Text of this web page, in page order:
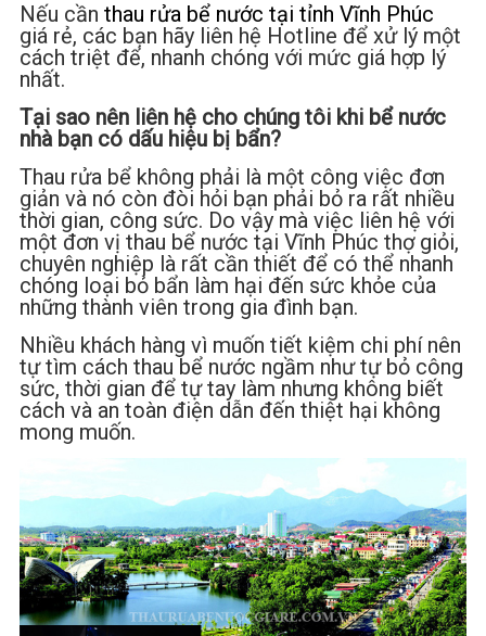
Nếu cần thau rửa bể nước tại tỉnh Vĩnh Phúc
giá rẻ, các bạn hãy liên hệ Hotline để xử lý một
cách triệt để, nhanh chóng với mức giá hợp lý
nhất.
Tại sao nên liên hệ cho chúng tôi khi bể nước
nhà bạn có dấu hiệu bị bẩn?
Thau rửa bể không phải là một công việc đơn
giản và nó còn đòi hỏi bạn phải bỏ ra rất nhiều
thời gian, công sức. Do vậy mà việc liên hệ với
một đơn vị thau bể nước tại Vĩnh Phúc thợ giỏi,
chuyên nghiệp là rất cần thiết để có thể nhanh
chóng loại bỏ bẩn làm hại đến sức khỏe của
những thành viên trong gia đình bạn.
Nhiều khách hàng vì muốn tiết kiệm chi phí nên
tự tìm cách thau bể nước ngầm như tự bỏ công
sức, thời gian để tự tay làm nhưng không biết
cách và an toàn điện dẫn đến thiệt hại không
mong muốn.